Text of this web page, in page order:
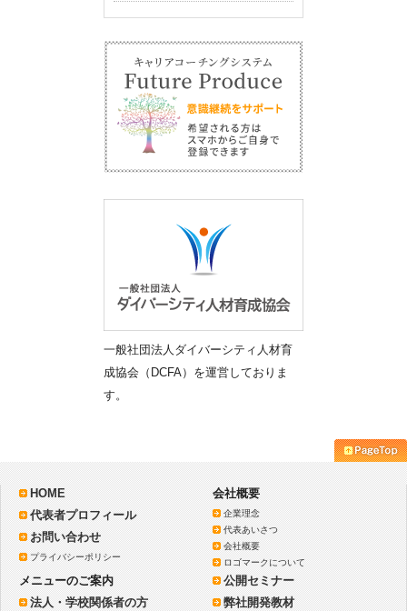
一般社団法人ダイバーシティ人材育
成協会（DCFA）を運営しておりま
す。
HOME
代表者プロフィール
お問い合わせ
プライバシーポリシー
会社概要
企業理念
代表あいさつ
会社概要
ロゴマークについて
メニューのご案内
法人・学校関係者の方
公開セミナー
弊社開発教材